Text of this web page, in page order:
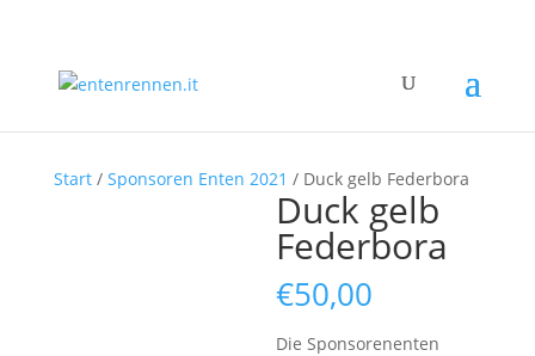
Start/ Sponsoren Enten 2021 / Duck gelb Federbora
Duck gelb
Federbora
€50,00
Die Sponsorenenten